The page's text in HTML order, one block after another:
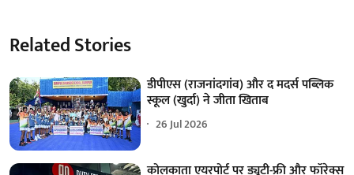
Related Stories
डीपीएस (राजनांदगांव) और द मदर्स पब्लिक
स्कूल (खुर्दा) ने जीता खिताब
26 Jul 2026